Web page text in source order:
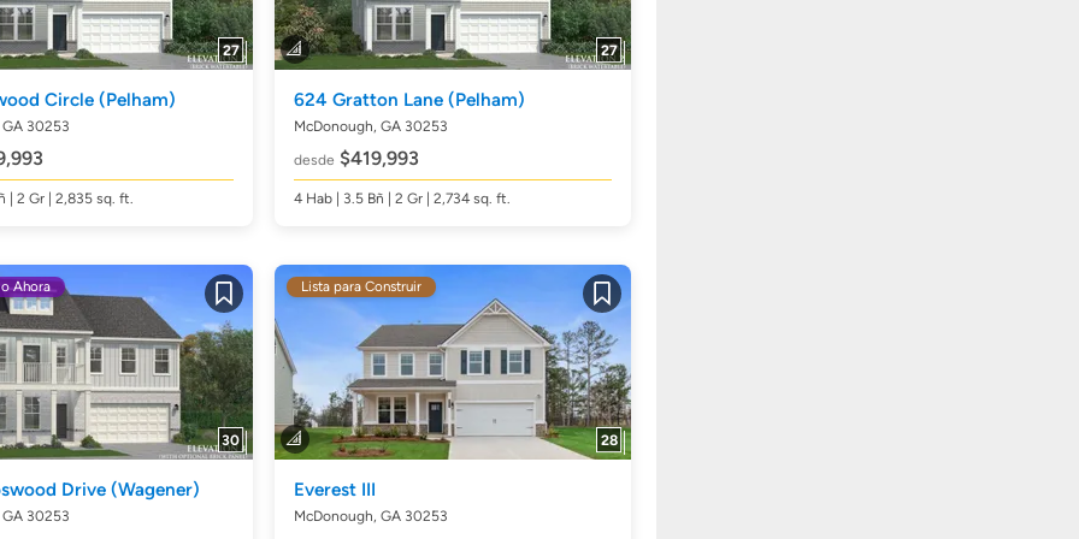
27
Circle (Pelham)
30253
| 2 Gr | 2,835 sq. ft.
27
624 Gratton Lane (Pelham)
McDonough, GA 30253
desde $419,993
4 Hab| 3.5 Bñ | 2 Gr | 2,734 sq. ft.
Guardar
30
Ahora
Drive (Wagener)
30253
Guardar
28
Lista para Construir
Everest III
McDonough, GA 30253